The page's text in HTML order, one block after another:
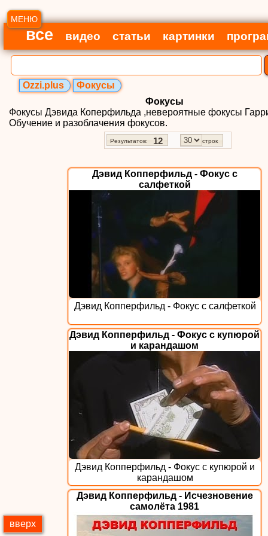
МЕНЮ
все видео статьи картинки
Ozzi.plus
Фокусы
Фокусы
Фокусы Дэвида Коперфильда ,невероятные фокусы
Обучение и разоблачения фокусов.
Результатов: 12 строк
Дэвид Копперфильд - Фокус с
салфеткой
Дэвид Копперфильд - Фокус с салфеткой
Дэвид Копперфильд - Фокус с купюрой
и карандашом
Дэвид Копперфильд - Фокус с купюрой и
карандашом
Дэвид Копперфильд - Исчезновение
самолёта 1981
вверх